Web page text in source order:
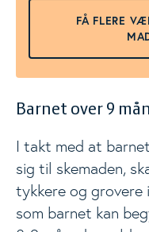
FÅ FLERE
Barnet over 9
I takt med at
sig til skemaden,
tykkere og grovere
som barnet kan